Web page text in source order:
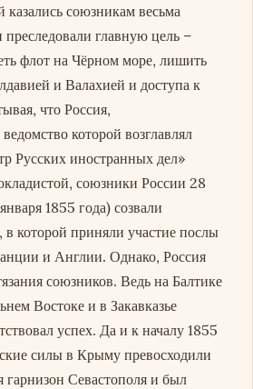
союзникам весьма
главную цель –
флот на Чёрном море, лишить
и Валахией и доступа к
что Россия,
которой возглавлял
Русских иностранных дел»
союзники России 28
1855 года) созвали
которой приняли участие послы
и Англии. Однако, Россия
союзников. Ведь на Балтике
Востоке и в Закавказье
успех. Да и к началу 1855
силы в Крыму превосходили
гарнизон Севастополя и был